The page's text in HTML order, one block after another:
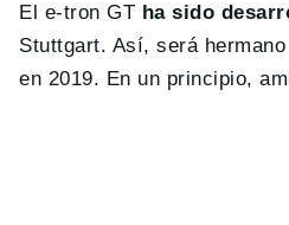
El e-tron GT ha sido
Stuttgart. Así, será
en 2019. En un principio,